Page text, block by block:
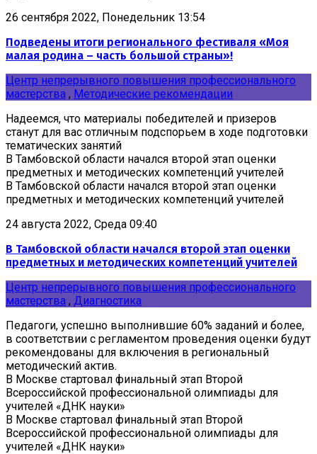
26 сентября 2022, Понедельник 13:54
Подведены итоги регионального фестиваля «Моя
малая родина – часть большой страны»!
Центр непрерывного повышения профессионального
мастерства , Методические рекомендации
Надеемся, что материалы победителей и призеров
станут для вас отличным подспорьем в ходе подготовки
тематических занятий
В Тамбовской области начался второй этап оценки
предметных и методических компетенций учителей
В Тамбовской области начался второй этап оценки
предметных и методических компетенций учителей
24 августа 2022, Среда 09:40
В Тамбовской области начался второй этап оценки
предметных и методических компетенций учителей
Центр непрерывного повышения профессионального
мастерства , Диагностика
Педагоги, успешно выполнившие 60% заданий и более,
в соответствии с регламентом проведения оценки будут
рекомендованы для включения в региональный
методический актив.
В Москве стартовал финальный этап Второй
Всероссийской профессиональной олимпиады для
учителей «ДНК науки»
В Москве стартовал финальный этап Второй
Всероссийской профессиональной олимпиады для
учителей «ДНК науки»